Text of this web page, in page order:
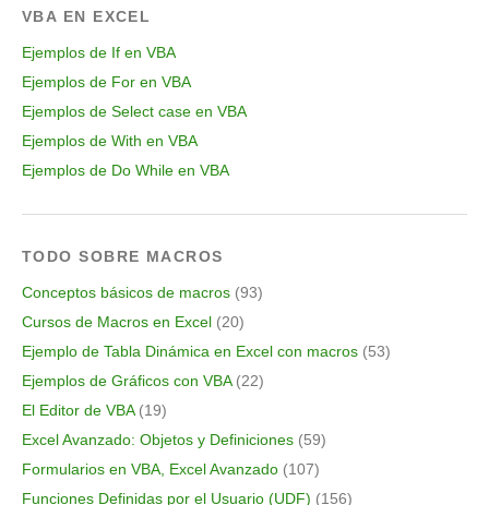
VBA EN EXCEL
Ejemplos de If en VBA
Ejemplos de For en VBA
Ejemplos de Select case en VBA
Ejemplos de With en VBA
Ejemplos de Do While en VBA
TODO SOBRE MACROS
Conceptos básicos de macros (93)
Cursos de Macros en Excel (20)
Ejemplo de Tabla Dinámica en Excel con macros (53)
Ejemplos de Gráficos con VBA(22)
El Editor de VBA(19)
Excel Avanzado: Objetos y Definiciones (59)
Formularios en VBA, Excel Avanzado (107)
Funciones Definidas por el Usuario (UDF) (156)